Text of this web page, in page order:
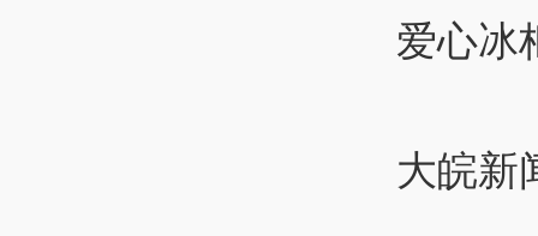
爱心冰
大皖新